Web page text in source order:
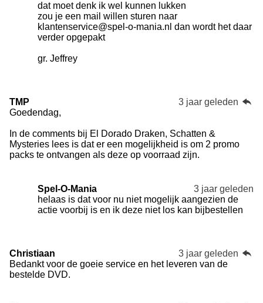
dat moet denk ik wel kunnen lukken
zou je een mail willen sturen naar
klantenservice@spel-o-mania.nl dan wordt het daar
verder opgepakt
gr. Jeffrey
TMP
3 jaar geleden
Goedendag,
In de comments bij El Dorado Draken, Schatten &
Mysteries lees is dat er een mogelijkheid is om 2 promo
packs te ontvangen als deze op voorraad zijn.
Spel-O-Mania
3 jaar geleden
helaas is dat voor nu niet mogelijk aangezien de
actie voorbij is en ik deze niet los kan bijbestellen
Christiaan
3 jaar geleden
Bedankt voor de goeie service en het leveren van de
bestelde DVD.